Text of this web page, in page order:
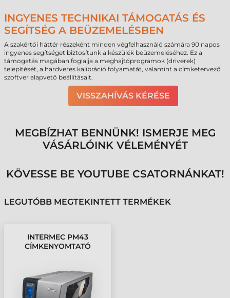
INGYENES TECHNIKAI TÁMOGATÁS ÉS
SEGÍTSÉG A BEÜZEMELÉSBEN
A szakértői háttér részeként minden végfelhasználó számára 90 napos
ingyenes segítséget biztosítunk a készülék beüzemeléséhez. Ez a
támogatás magában foglalja a meghajtóprogramok (driverek)
telepítését, a hardveres kalibráció folyamatát, valamint a címketervező
szoftver alapvető beállításait.
VISSZAHÍVÁS KÉRÉSE
MEGBÍZHAT BENNÜNK! ISMERJE MEG
VÁSÁRLÓINK VÉLEMÉNYÉT
KÖVESSE BE YOUTUBE CSATORNÁNKAT!
LEGUTÓBB MEGTEKINTETT TERMÉKEK
INTERMEC PM43
CÍMKENYOMTATÓ